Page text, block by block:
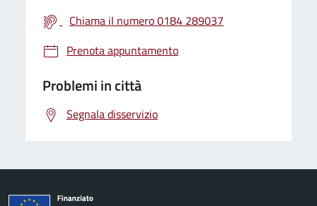
Chiama il numero 0184 289037
Prenota appuntamento
Problemi in città
Segnala disservizio